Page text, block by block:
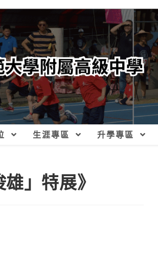
生涯專區 升學專區
」特展》